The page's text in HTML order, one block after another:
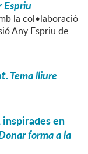
Espriu
la col•laboració
Any Espriu de
Tema lliure
en
forma a la